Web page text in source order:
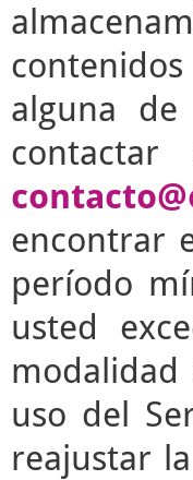
alguna
encontrar
período
usted
uso del
reajustar